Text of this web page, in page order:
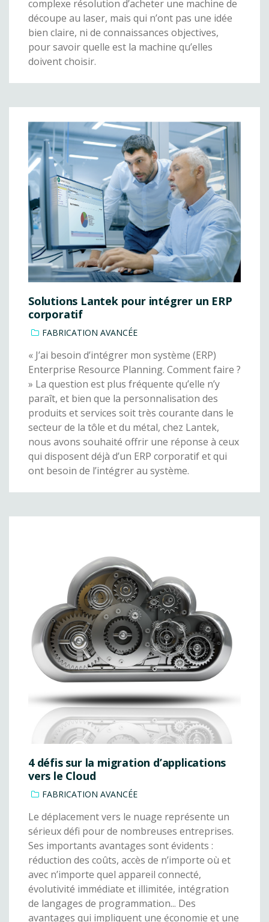
complexe résolution d’acheter une machine de
découpe au laser, mais qui n’ont pas une idée
bien claire, ni de connaissances objectives,
pour savoir quelle est la machine qu’elles
doivent choisir.
Solutions Lantek pour intégrer un ERP
corporatif
FABRICATION AVANCÉE
« J’ai besoin d’intégrer mon système (ERP)
Enterprise Resource Planning. Comment faire ?
» La question est plus fréquente qu’elle n’y
paraît, et bien que la personnalisation des
produits et services soit très courante dans le
secteur de la tôle et du métal, chez Lantek,
nous avons souhaité offrir une réponse à ceux
qui disposent déjà d’un ERP corporatif et qui
ont besoin de l’intégrer au système.
4 défis sur la migration d’applications
vers le Cloud
FABRICATION AVANCÉE
Le déplacement vers le nuage représente un
sérieux défi pour de nombreuses entreprises.
Ses importants avantages sont évidents :
réduction des coûts, accès de n’importe où et
avec n’importe quel appareil connecté,
évolutivité immédiate et illimitée, intégration
de langages de programmation... Des
avantages qui impliquent une économie et une